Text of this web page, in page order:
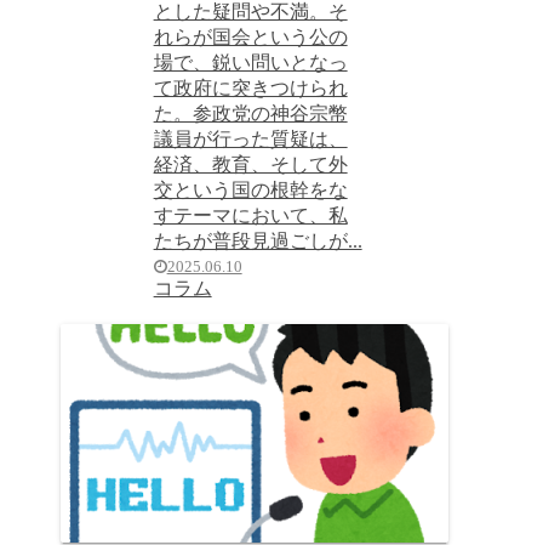
とした疑問や不満。そ
れらが国会という公の
場で、鋭い問いとなっ
て政府に突きつけられ
た。参政党の神谷宗幣
議員が行った質疑は、
経済、教育、そして外
交という国の根幹をな
すテーマにおいて、私
たちが普段見過ごしが...
2025.06.10
コラム